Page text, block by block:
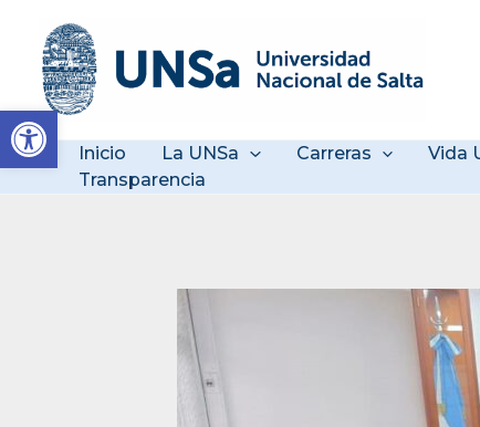
Abrir barra de
contenido
Inicio La UNSa Carreras Vida
Transparencia